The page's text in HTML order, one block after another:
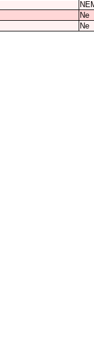
Ne
Ne